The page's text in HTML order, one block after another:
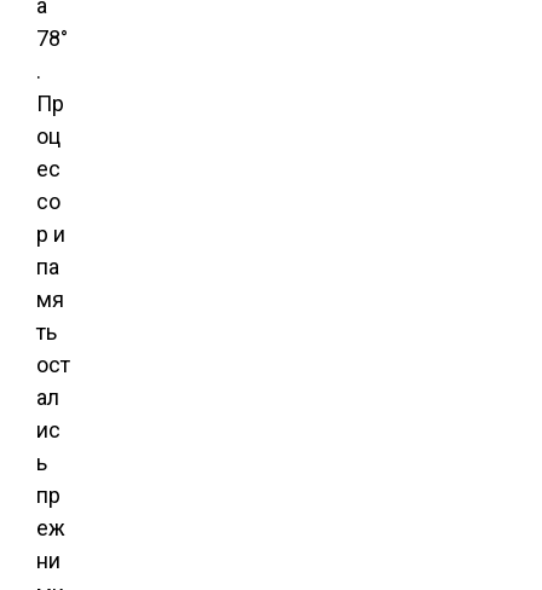
а
78°
.
Пр
оц
ес
со
р и
па
мя
ть
ост
ал
ис
ь
пр
еж
ни